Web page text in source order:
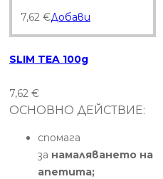
7,62 €Добави
SLIM TEA 100g
7,62 €
ОСНОВНО ДЕЙСТВИЕ:
спомага
за намаляването на
апетита;